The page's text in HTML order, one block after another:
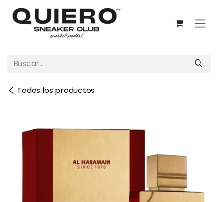
Ir al contenido
Todos los productos